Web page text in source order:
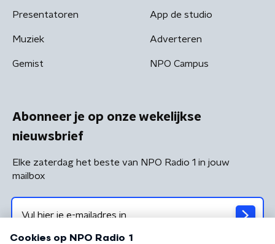
Presentatoren
Muziek
Gemist
App de studio
Adverteren
NPO Campus
Abonneer je op onze wekelijkse
nieuwsbrief
Elke zaterdag het beste van NPO Radio 1 in jouw
mailbox